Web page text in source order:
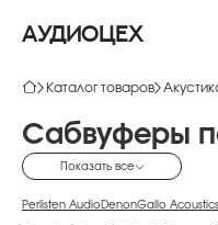
АУДИОЦЕХ
Каталог товаров
Сабвуферы
Показать все
Perlisten Audio DenonGallo Acoustics